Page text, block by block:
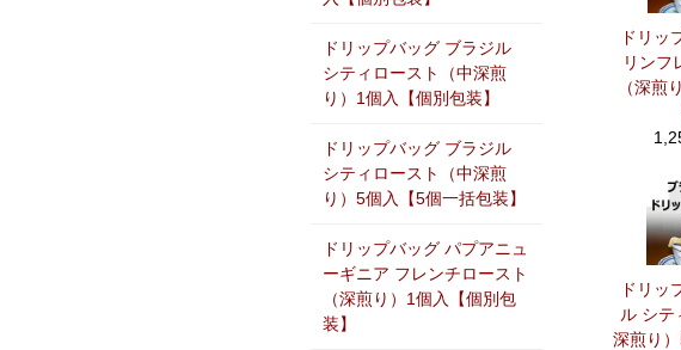
ドリッ
リンフ
（深煎
ドリッ
ル シテ
深煎り
ドリップバッグ ブラジル
シティロースト（中深煎
り）1個入【個別包装】
ドリップバッグ ブラジル
シティロースト（中深煎
り）5個入【5個一括包装】
ドリップバッグ パプアニュ
ーギニア フレンチロースト
（深煎り）1個入【個別包
装】